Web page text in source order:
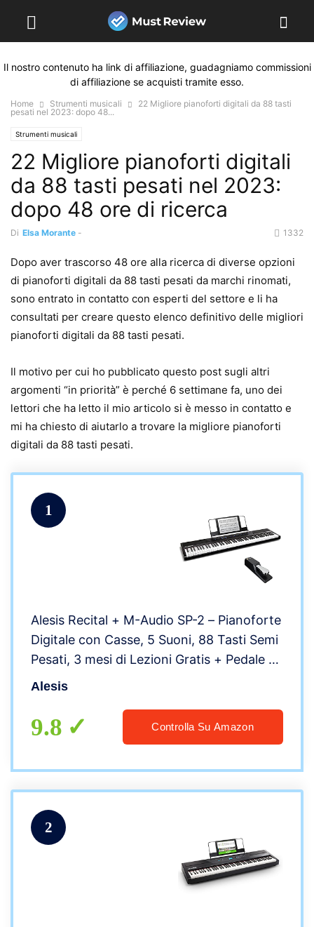
Il nostro contenuto ha link di affiliazione, guadagniamo commissioni
di affiliazione se acquisti tramite esso.
Home Strumenti musicali
22 Migliore pianoforti digitali da 88 tasti
pesati nel 2023: dopo 48...
Strumenti musicali
22 Migliore pianoforti digitali
da 88 tasti pesati nel 2023:
dopo 48 ore di ricerca
Di Elsa Morante - 1332
Dopo aver trascorso 48 ore alla ricerca di diverse opzioni
di pianoforti digitali da 88 tasti pesati da marchi rinomati,
sono entrato in contatto con esperti del settore e li ha
consultati per creare questo elenco definitivo delle migliori
pianoforti digitali da 88 tasti pesati.
Il motivo per cui ho pubblicato questo post sugli altri
argomenti “in priorità” è perché 6 settimane fa, uno dei
lettori che ha letto il mio articolo si è messo in contatto e
mi ha chiesto di aiutarlo a trovare la migliore pianoforti
digitali da 88 tasti pesati.
1
Alesis Recital + M-Audio SP-2 – Pianoforte
Digitale con Casse, 5 Suoni, 88 Tasti Semi
Pesati, 3 mesi di Lezioni Gratis + Pedale di
Sustain Universale
Alesis
9.8 Controlla Su Amazon
2